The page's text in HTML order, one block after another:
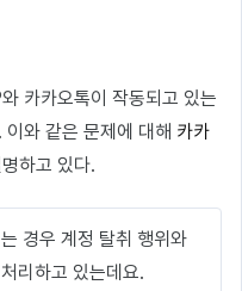
카카오톡이 작동되고 있는
이와 같은 문제에 대해 카카
하고 있다.
경우 계정 탈취 행위와
리하고 있는데요.